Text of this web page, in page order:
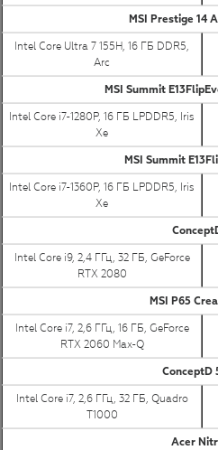
MSI Prestige 14
Intel Core Ultra 7 155H, 16 ГБ DDR5,
Arc
MSI Summit
Intel Core i7-1280P, 16 ГБ LPDDR5, Iris
Xe
MSI Summit
Intel Core i7-1360P, 16 ГБ LPDDR5, Iris
Xe
Intel Core i9, 2,4 ГГц, 32 ГБ, GeForce
RTX 2080
MSI P65
Intel Core i7, 2,6 ГГц, 16 ГБ, GeForce
RTX 2060 Max-Q
ConceptD
Intel Core i7, 2,6 ГГц, 32 ГБ, Quadro
T1000
Acer